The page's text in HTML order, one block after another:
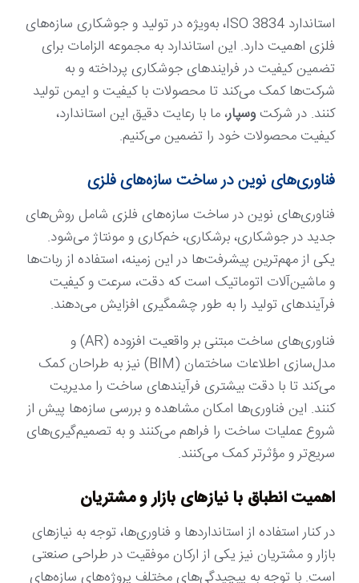
استاندارد ISO 3834، به‌ویژه در تولید و جوشکاری سازه‌های
فلزی اهمیت دارد. این استاندارد به مجموعه الزامات برای
تضمین کیفیت در فرایندهای جوشکاری پرداخته و به
شرکت‌ها کمک می‌کند تا محصولات با کیفیت و ایمن تولید
کنند. در شرکتوسپار، ما با رعایت دقیق این استاندارد،
کیفیت محصولات خود را تضمین می‌کنیم.
فناوری‌های نوین در ساخت سازه‌های فلزی
فناوری‌های نوین در ساخت سازه‌های فلزی شامل روش‌های
جدید در جوشکاری، برشکاری، خم‌کاری و مونتاژ می‌شود.
یکی از مهم‌ترین پیشرفت‌ها در این زمینه، استفاده از ربات‌ها
و ماشین‌آلات اتوماتیک است که دقت، سرعت و کیفیت
فرآیندهای تولید را به طور چشمگیری افزایش می‌دهند.
فناوری‌های ساخت مبتنی بر واقعیت افزوده (AR) و
مدل‌سازی اطلاعات ساختمان (BIM) نیز به طراحان کمک
می‌کند تا با دقت بیشتری فرآیندهای ساخت را مدیریت
کنند. این فناوری‌ها امکان مشاهده و بررسی سازه‌ها پیش از
شروع عملیات ساخت را فراهم می‌کنند و به تصمیم‌گیری‌های
سریع‌تر و مؤثرتر کمک می‌کنند.
اهمیت انطباق با نیازهای بازار و مشتریان
در کنار استفاده از استانداردها و فناوری‌ها، توجه به نیازهای
بازار و مشتریان نیز یکی از ارکان موفقیت در طراحی صنعتی
است. با توجه به پیچیدگی‌های مختلف پروژه‌های سازه‌های